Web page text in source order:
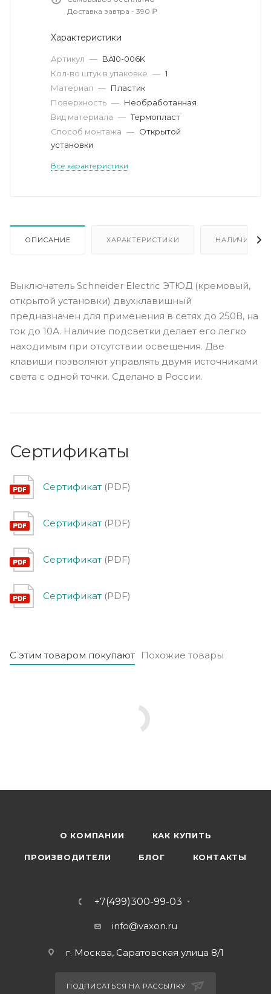
Доставка завтра - 390 ₽
Характеристики
Артикул — BA10-006K
Кол-во штук в упаковке — 1
Материал — Пластик
Поверхность — Необработанная
Вид материала — Термопласт
Способ монтажа — Открытой
установки
Все характеристики
ОПИСАНИЕ ХАРАКТЕРИСТИКИ НАЛИЧИЕ
Выключатель Schneider Electric ЭТЮД (кремовый,
открытой установки) двухклавишный
предназначен для применения в сетях до 250В, на
ток до 10А. Наличие подсветки делает его легко
находимым при отсутствии освещения. Две
клавиши позволяют управлять двумя источниками
света с одной точки. Сделано в России.
Сертификаты
Сертификат (PDF)
Сертификат (PDF)
Сертификат (PDF)
Сертификат (PDF)
С этим товаром покупают Похожие товары
О КОМПАНИИ КАК КУПИТЬ
ПРОИЗВОДИТЕЛИ БЛОГ КОНТАКТЫ
+7(499)300-99-03
info@vaxon.ru
г. Москва, Саратовская улица 8/1
ПОДПИСАТЬСЯ НА РАССЫЛКУ